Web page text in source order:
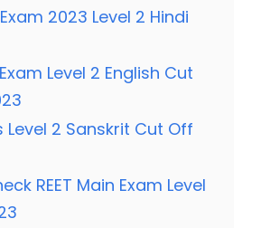
Exam 2023 Level 2 Hindi
Level 2 English Cut
Level 2 Sanskrit Cut Off
REET Main Exam Level